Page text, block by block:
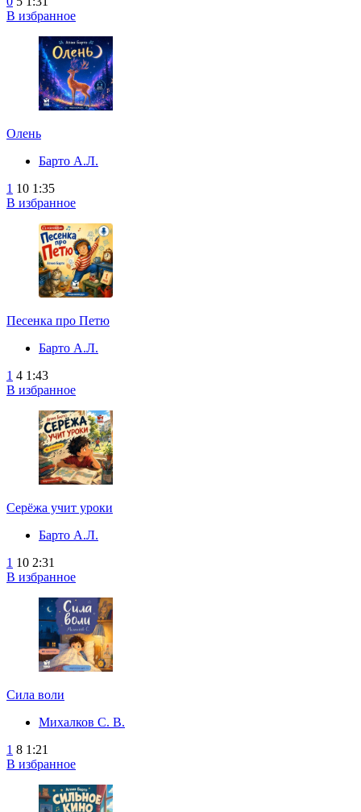
В избранное
Олень
Барто А.Л.
1 10 1:35
В избранное
Песенка про Петю
Барто А.Л.
1 4 1:43
В избранное
Серёжа учит уроки
Барто А.Л.
1 10 2:31
В избранное
Сила воли
Михалков С. В.
1 8 1:21
В избранное